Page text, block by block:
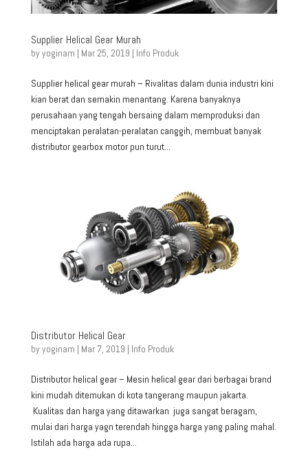
Supplier Helical Gear Murah
byyoginam | Mar 25, 2019 | Info Produk
Supplier helical gear murah – Rivalitas dalam dunia industri kini
kian berat dan semakin menantang. Karena banyaknya
perusahaan yang tengah bersaing dalam memproduksi dan
menciptakan peralatan-peralatan canggih, membuat banyak
distributor gearbox motor pun turut...
Distributor Helical Gear
byyoginam | Mar 7, 2019 | Info Produk
Distributor helical gear – Mesin helical gear dari berbagai brand
kini mudah ditemukan di kota tangerang maupun jakarta.
Kualitas dan harga yang ditawarkan juga sangat beragam,
mulai dari harga yagn terendah hingga harga yang paling mahal.
Istilah ada harga ada rupa...